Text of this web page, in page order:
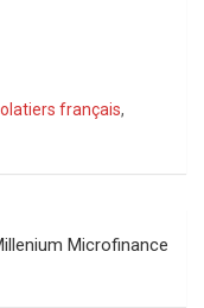
français,
Microfinance